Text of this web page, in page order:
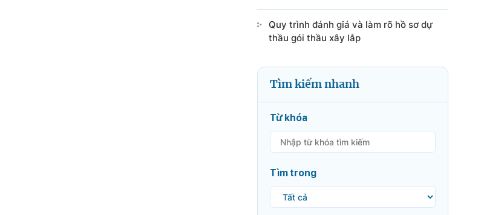
Quy trình đánh giá và làm rõ hồ sơ dự
thầu gói thầu xây lắp
Tìm kiếm nhanh
Từ khóa
Tìm trong